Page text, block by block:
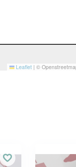
Leaflet | ©